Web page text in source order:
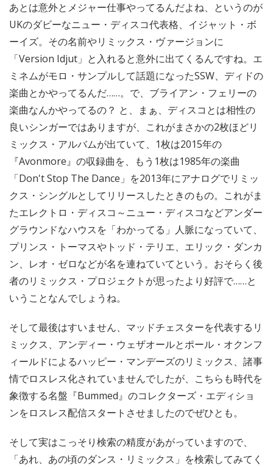
あとは意外とメジャー仕事やってるんだよね、というのが
UKのダビーなニュー・ディスコ代表格、イジャット・ボ
ーイズ。その名前やリミックス・ヴァージョンに
「Version Idjut」と入れると意外に出てくるんですね。エ
ミネムがモロ・サンプルして話題になったSSW、ディドの
楽曲とかやってるんだ……。で、ブライアン・フェリーの
楽曲なんかやってるの？ と、まぁ、ディスコとは相性の
良いシンガーではありますが、これがまさかの2枚ほどリ
ミックス・アルバムが出ていて、1枚は2015年の
『Avonmore』の収録曲を、もう1枚は1985年の楽曲
「Don't Stop The Dance」を2013年にアナログでリミッ
クス・シングルとしてリリースしたときのもの。これがま
たエレクトロ・ディスコ～ニュー・ディスコなどアンダー
グラウンドなハウスを「わかってる」人脈になっていて、
プリンス・トーマスやトッド・テリエ、エリック・ダンカ
ン、レオ・ゼロなどが名を連ねていてという。おそらく後
者のリミックス・プロジェクトが思ったより好評で……と
いうことなんでしょうね。
そして最後はすいません、マッドチェスターを代表するリ
ミックス、アンディー・ウェザオールとポール・オクンフ
ィールドによるハッピー・マンデーズのリミックス、諸事
情でロスレス化されていませんでしたが、こちらも時代を
象徴する名盤『Bummed』のコレクターズ・エディショ
ンをロスレス配信スタートさせましたのでぜひとも。
そして実はこっそり検索の精度があがっていますので、
「あれ、あの頃のダンス・リミックス」を検索してみてく